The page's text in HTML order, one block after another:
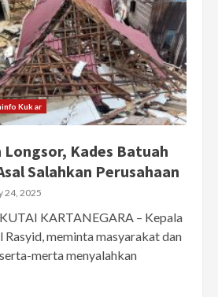
Kukar
Longsor, Kades Batuah
Salahkan Perusahaan
24, 2025
KARTANEGARA – Kepala
Rasyid, meminta masyarakat dan
merta menyalahkan